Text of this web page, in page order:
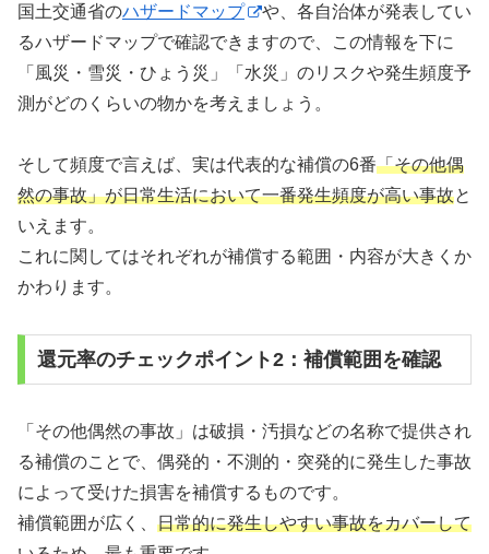
国土交通省のハザードマップ
や、各自治体が発表してい
るハザードマップで確認できますので、この情報を下に
「風災・雪災・ひょう災」「水災」のリスクや発生頻度予
測がどのくらいの物かを考えましょう。
そして頻度で言えば、実は代表的な補償の6番「その他偶
然の事故」が日常生活において一番発生頻度が高い事故と
いえます。
これに関してはそれぞれが補償する範囲・内容が大きくか
かわります。
還元率のチェックポイント2：補償範囲を確認
「その他偶然の事故」は破損・汚損などの名称で提供され
る補償のことで、偶発的・不測的・突発的に発生した事故
によって受けた損害を補償するものです。
補償範囲が広く、 日常的に発生しやすい事故をカバーして